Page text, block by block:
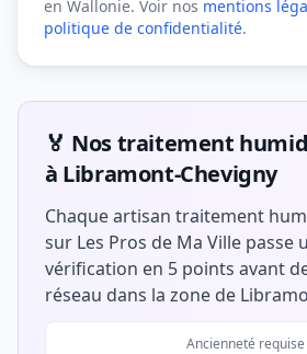
en Wallonie. Voir nos mentions
politique de confidentialité.
🏅 Nos traitement
à Libramont-Chevigny
Chaque artisan traitement
sur Les Pros de Ma Ville passe
vérification en 5 points avant
réseau dans la zone de
Ancienneté requise